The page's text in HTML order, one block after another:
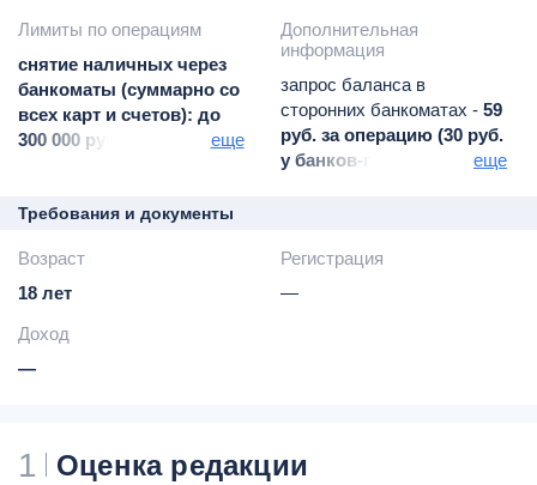
Лимиты по операциям
снятие наличных через
банкоматы (суммарно со
всех карт и счетов): до
300 000 руб. в день, доеще
Дополнительная
информация
запрос баланса в
сторонних банкоматах -59
руб. за операцию (30 руб.
у банков-партнеров
(услуга "Альфа-чек") -
еще
Требования и документы
Возраст
18 лет
Регистрация
—
Доход
—
1 Оценка редакции